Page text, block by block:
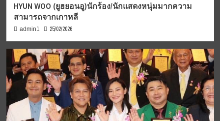
HYUN WOO (ยูฮยอนอู)นักร้อง/นักแสดงหนุ่มมากความ
สามารถจากเกาหลี
admin1 25/02/2026